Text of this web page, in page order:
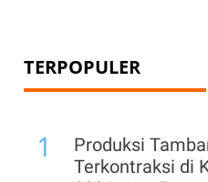
TERPOPULER
1
Produksi
Terkontraksi di